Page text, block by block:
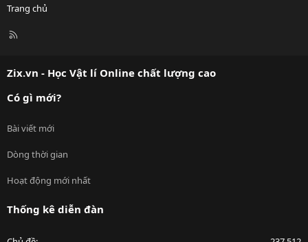
Trang chủ
R
Zix.vn - Học Vật lí Online chất lượng cao
Có gì mới?
Bài viết mới
Dòng thời gian
Hoạt động mới nhất
Thống kê diễn đàn